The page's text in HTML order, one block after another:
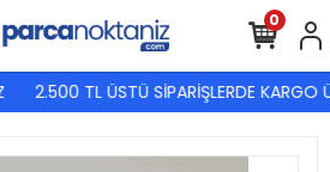
2.500 TL ÜSTÜ SİPARİŞLERDE KARGO
0